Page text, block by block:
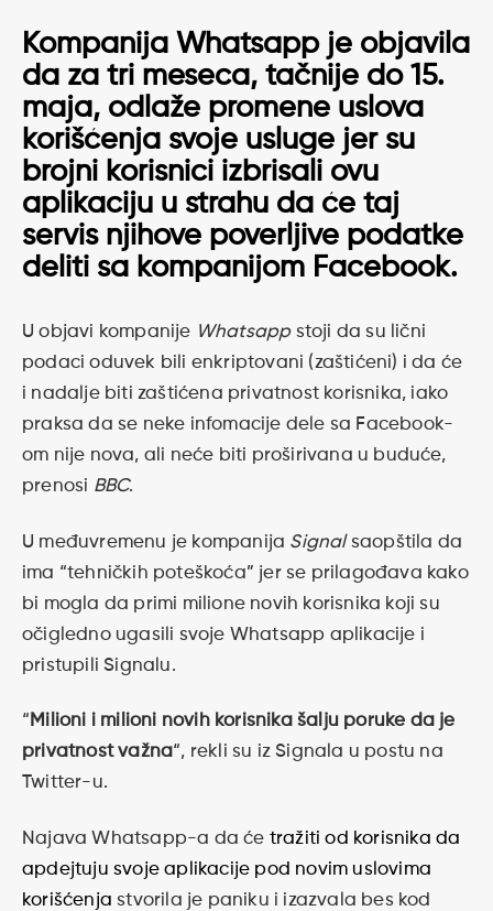
Kompanija Whatsapp je objavila
da za tri meseca, tačnije do 15.
maja, odlaže promene uslova
korišćenja svoje usluge jer su
brojni korisnici izbrisali ovu
aplikaciju u strahu da će taj
servis njihove poverljive podatke
deliti sa kompanijom Facebook.
U objavi kompanije Whatsapp stoji da su lični
podaci oduvek bili enkriptovani (zaštićeni) i da će
i nadalje biti zaštićena privatnost korisnika, iako
praksa da se neke infomacije dele sa Facebook-
om nije nova, ali neće biti proširivana u buduće,
prenosi BBC.
U međuvremenu je kompanija Signalsaopštila da
ima “tehničkih poteškoća” jer se prilagođava kako
bi mogla da primi milione novih korisnika koji su
očigledno ugasili svoje Whatsapp aplikacije i
pristupili Signalu.
“ Milioni i milioni novih korisnika šalju poruke da je
privatnost važna“, rekli su iz Signala u postu na
Twitter-u.
Najava Whatsapp-a da će tražiti od korisnika da
apdejtuju svoje aplikacije pod novim uslovima
korišćenja stvorila je paniku i izazvala bes kod